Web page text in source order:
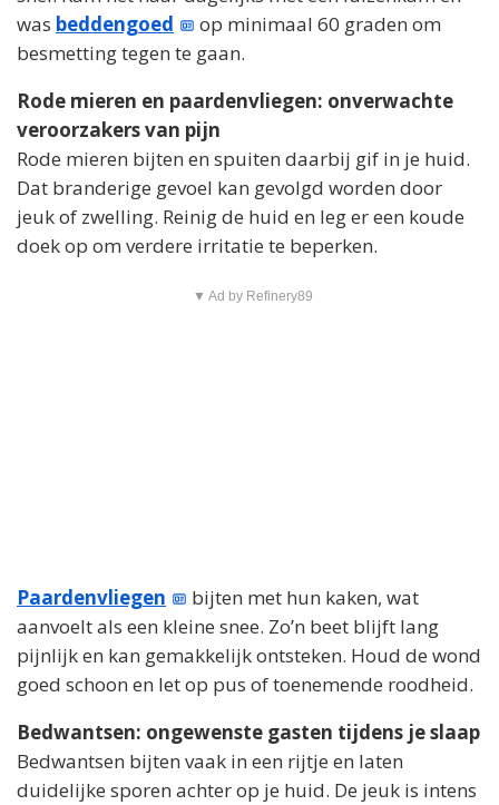
was beddengoed
op minimaal 60 graden om
besmetting tegen te gaan.
Rode mieren en paardenvliegen: onverwachte
veroorzakers van pijn
Rode mieren bijten en spuiten daarbij gif in je huid.
Dat branderige gevoel kan gevolgd worden door
jeuk of zwelling. Reinig de huid en leg er een koude
doek op om verdere irritatie te beperken.
▼ Ad by Refinery89
Paardenvliegen
bijten met hun kaken, wat
aanvoelt als een kleine snee. Zo’n beet blijft lang
pijnlijk en kan gemakkelijk ontsteken. Houd de wond
goed schoon en let op pus of toenemende roodheid.
Bedwantsen: ongewenste gasten tijdens je slaap
Bedwantsen bijten vaak in een rijtje en laten
duidelijke sporen achter op je huid. De jeuk is intens